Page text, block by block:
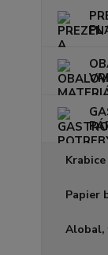
Papier